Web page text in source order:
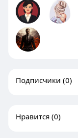
Подписчики (0)
Нравится (0)